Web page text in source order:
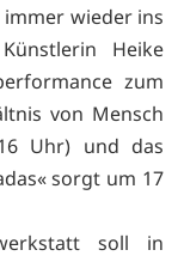
wieder ins
Heike
zum
von Mensch
Uhr) und das
sorgt um 17
soll in